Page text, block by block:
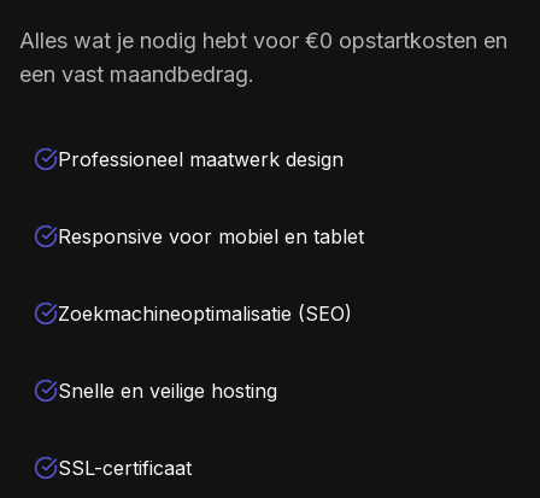
Alles wat je nodig hebt voor €0 opstartkosten en
een vast maandbedrag.
Professioneel maatwerk design
Responsive voor mobiel en tablet
Zoekmachineoptimalisatie (SEO)
Snelle en veilige hosting
SSL-certificaat